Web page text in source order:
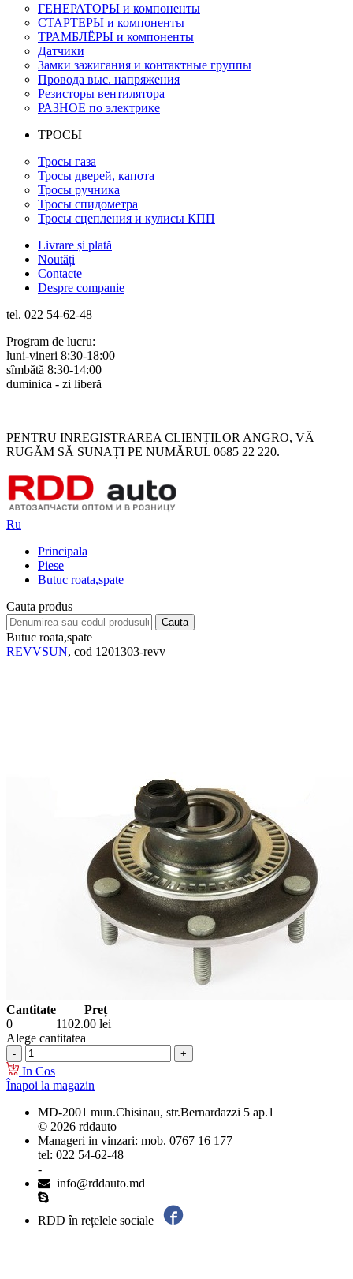
ГЕНЕРАТОРЫ и компоненты
СТАРТЕРЫ и компоненты
ТРАМБЛЁРЫ и компоненты
Датчики
Замки зажигания и контактные группы
Провода выс. напряжения
Резисторы вентилятора
РАЗНОЕ по электрике
ТРОСЫ
Тросы газа
Тросы дверей, капота
Тросы ручника
Тросы спидометра
Тросы сцепления и кулисы КПП
Livrare și plată
Noutăți
Contacte
Despre companie
tel. 022 54-62-48
Program de lucru:
luni-vineri 8:30-18:00
sîmbătă 8:30-14:00
duminica - zi liberă
PENTRU INREGISTRAREA CLIENȚILOR ANGRO, VĂ
RUGĂM SĂ SUNAȚI PE NUMĂRUL 0685 22 220.
Ru
Principala
Piese
Butuc roata,spate
Cauta produs
Butuc roata,spate
REVVSUN, cod 1201303-revv
Cantitate
Preț
0
1102.00 lei
Alege cantitatea
In Cos
Înapoi la magazin
MD-2001 mun.Chisinau, str.Bernardazzi 5 ap.1
© 2026 rddauto
Manageri in vinzari: mob. 0767 16 177
tel: 022 54-62-48
-
info@rddauto.md
RDD în rețelele sociale